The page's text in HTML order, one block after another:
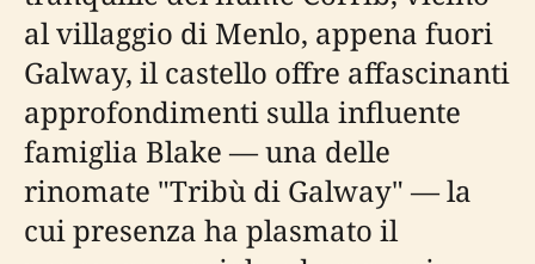
al villaggio di Menlo, appena fuori
Galway, il castello offre affascinanti
approfondimenti sulla influente
famiglia Blake — una delle
rinomate "Tribù di Galway" — la
cui presenza ha plasmato il